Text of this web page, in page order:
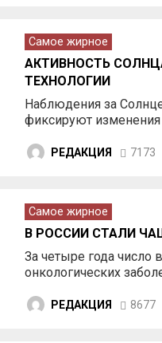
Самое жирное
АКТИВНОСТЬ
ТЕХНОЛОГИИ
Наблюдения за
фиксируют изменения
РЕДАКЦИЯ 7173
Самое жирное
В РОССИИ СТАЛИ
За четыре года
онкологических
РЕДАКЦИЯ 8677